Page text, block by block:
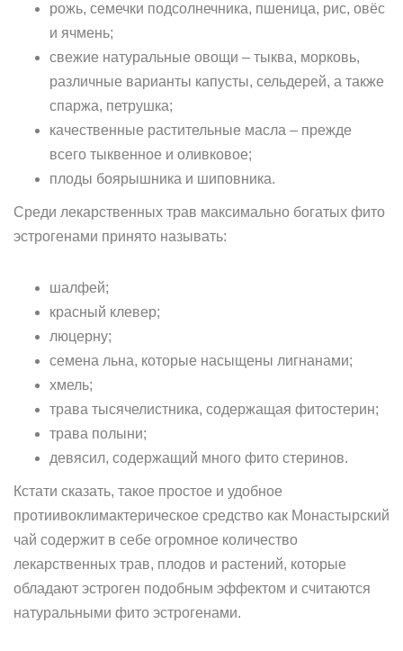
рожь, семечки подсолнечника, пшеница, рис, овёс
и ячмень;
свежие натуральные овощи – тыква, морковь,
различные варианты капусты, сельдерей, а также
спаржа, петрушка;
качественные растительные масла – прежде
всего тыквенное и оливковое;
плоды боярышника и шиповника.
Среди лекарственных трав максимально богатых фито
эстрогенами принято называть:
шалфей;
красный клевер;
люцерну;
семена льна, которые насыщены лигнанами;
хмель;
трава тысячелистника, содержащая фитостерин;
трава полыни;
девясил, содержащий много фито стеринов.
Кстати сказать, такое простое и удобное
протиивоклимактерическое средство как Монастырский
чай содержит в себе огромное количество
лекарственных трав, плодов и растений, которые
обладают эстроген подобным эффектом и считаются
натуральными фито эстрогенами.